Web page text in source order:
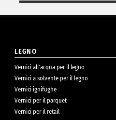
LEGNO
Vernici all’acqua per il legno
Vernici a solvente per il legno
Vernici ignifughe
Vernici per il parquet
Vernici per il retail